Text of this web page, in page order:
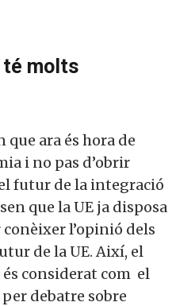
té molts
ara és hora de
i no pas d’obrir
futur de la integració
que la UE ja disposa
l’opinió dels
de la UE. Així, el
considerat com el
debatre sobre